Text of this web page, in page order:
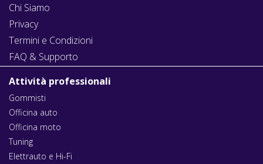
Chi Siamo
Privacy
Termini e Condizioni
FAQ & Supporto
Attività professionali
Gommisti
Officina auto
Officina moto
Tuning
Elettrauto e Hi-Fi